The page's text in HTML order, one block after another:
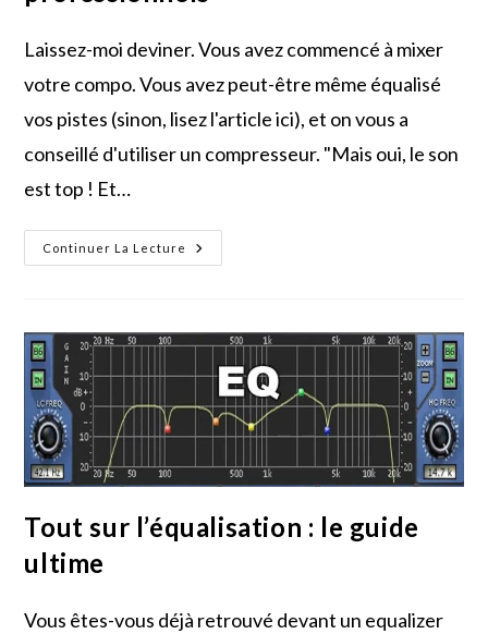
Laissez-moi deviner. Vous avez commencé à mixer
votre compo. Vous avez peut-être même équalisé
vos pistes (sinon, lisez l'article ici), et on vous a
conseillé d'utiliser un compresseur. "Mais oui, le son
est top ! Et…
Continuer La Lecture
Maîtrisez
La
Pour
Professionnels
Tout sur l’équalisation : le guide
ultime
Vous êtes-vous déjà retrouvé devant un equalizer